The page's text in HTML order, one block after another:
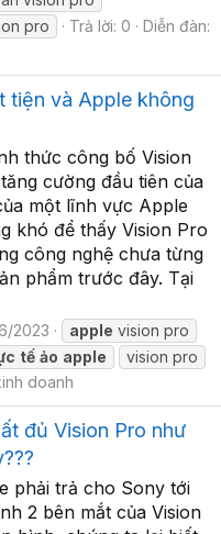
pro Trả lời: 0
Diễn đàn:
tiện và Apple không
thức công bố Vision
cường đầu tiên của
một lĩnh vực Apple
khó để thấy Vision Pro
công nghệ chưa từng
phẩm trước đây. Tại
2023 apple vision pro
tế ảo apple
vision pro
doanh
đủ Vision Pro như
phải trả cho Sony tới
2 bên mắt của Vision